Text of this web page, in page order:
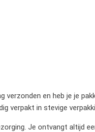
en heb je je
verpakt in stevige
Je ontvangt altijd